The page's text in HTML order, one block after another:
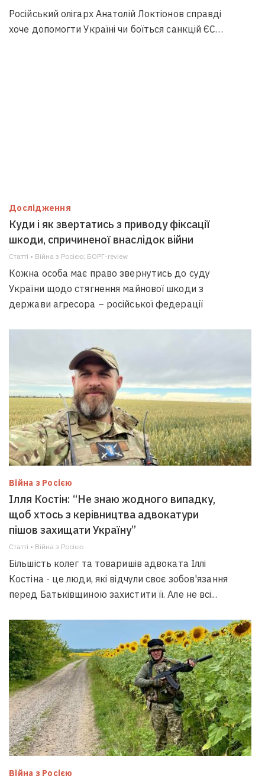
Російський олігарх Анатолій Локтіонов справді
хоче допомогти Україні чи боїться санкцій ЄС…
Дослідження
Куди і як звертатись з приводу фіксації
шкоди, спричиненої внаслідок війни
Статті • Війна з Росією; БОРГ-review
Кожна особа має право звернутись до суду
України щодо стягнення майнової шкоди з
держави агресора – російської федерації
Війна з Росією
Ілля Костін: “Не знаю жодного випадку,
щоб хтось з керівництва адвокатури
пішов захищати Україну”
Статті • Війна з Росією
Більшість колег та товаришів адвоката Іллі
Костіна - це люди, які відчули своє зобов'язання
перед Батьківщиною захистити її. Але не всі...
Війна з Росією